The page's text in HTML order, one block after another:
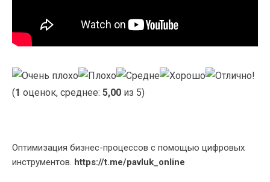
(1 оценок, среднее: 5,00 из 5)
Оптимизация бизнес-процессов с помощью цифровых
инструментов. https://t.me/pavluk_online